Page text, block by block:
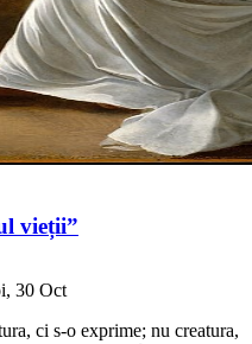
vieții”
30 Oct
ci s-o exprime; nu creatura,